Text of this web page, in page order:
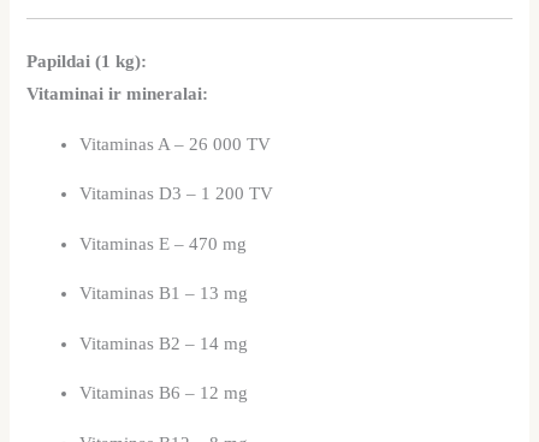
Papildai (1 kg):
Vitaminai ir mineralai:
Vitaminas A – 26 000 TV
Vitaminas D3 – 1 200 TV
Vitaminas E – 470 mg
Vitaminas B1 – 13 mg
Vitaminas B2 – 14 mg
Vitaminas B6 – 12 mg